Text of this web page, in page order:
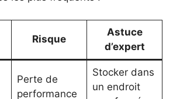
Risque
Astuce
d’expert
Perte de
performance
Stocker dans
un endroit